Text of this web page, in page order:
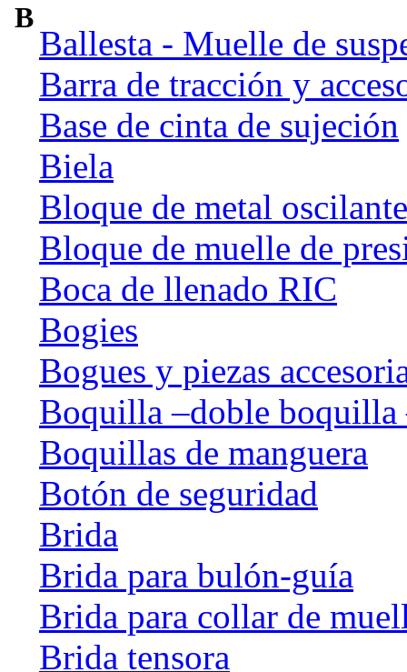
B
Ballesta - Muelle de
Barra de tracción y
Base de cinta de sujeción
Biela
Bloque de metal oscilante
Bloque de muelle de
Boca de llenado RIC
Bogies
Bogues y piezas
Boquilla –doble
Boquillas de manguera
Botón de seguridad
Brida
Brida para bulón-guía
Brida para collar de
Brida tensora